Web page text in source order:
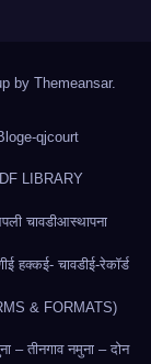
by Themeansar.
e-qjcourt
LIBRARY
चावडीआस्थापना
ई हक्कई- चावडीई-रेकॉर्ड
& FORMATS)
– तीनगाव नमुना – दोन